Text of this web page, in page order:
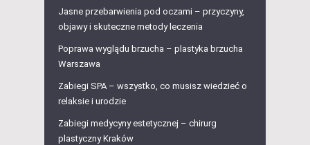
Jasne przebarwienia pod oczami – przyczyny,
objawy i skuteczne metody leczenia
Poprawa wyglądu brzucha – plastyka brzucha
Warszawa
Zabiegi SPA – wszystko, co musisz wiedzieć o
relaksie i urodzie
Zabiegi medycyny estetycznej – chirurg
plastyczny Kraków